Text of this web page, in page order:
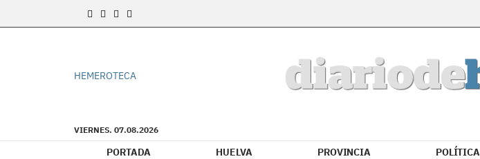
HEMEROTECA
VIERNES. 07.08.2026
PORTADA HUELVA PROVINCIA POLÍTICA